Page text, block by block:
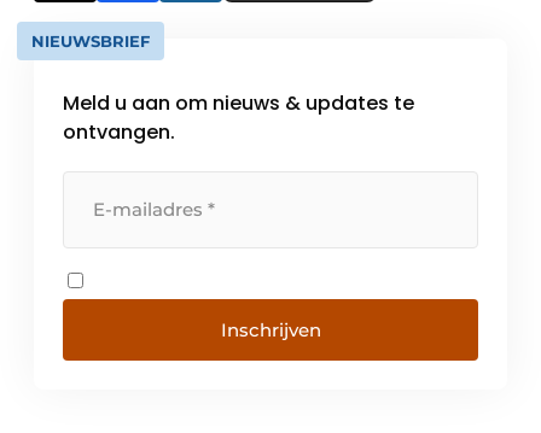
NIEUWSBRIEF
Meld u aan om nieuws & updates te
ontvangen.
Inschrijven